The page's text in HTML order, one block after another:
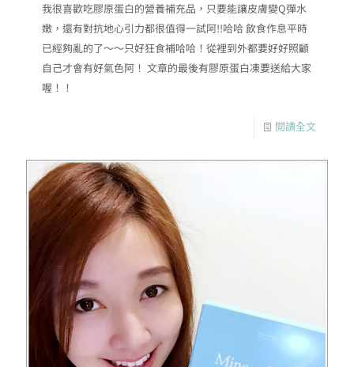
我很喜歡吃膠原蛋白的營養補充品，只要能讓皮膚變Q彈水
嫩，還有對抗地心引力都很值得一試阿!!哈哈 飲食作息平時
已經夠亂的了～～只好狂食補哈哈！從裡到外都要好好照顧
自己才會有好氣色阿！ 文章的最後有膠原蛋白凍要送給大家
喔！！
閱讀全文